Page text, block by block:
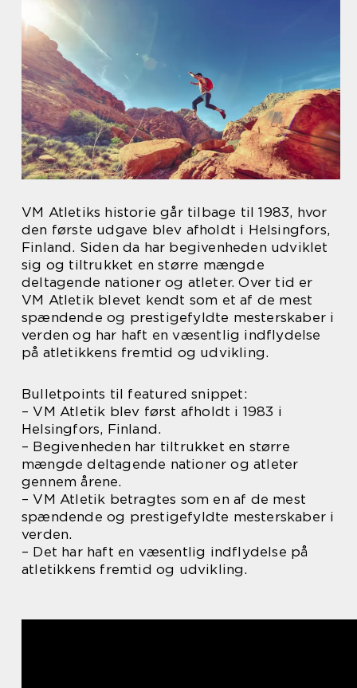
VM Atletiks historie går tilbage til 1983, hvor
den første udgave blev afholdt i Helsingfors,
Finland. Siden da har begivenheden udviklet
sig og tiltrukket en større mængde
deltagende nationer og atleter. Over tid er
VM Atletik blevet kendt som et af de mest
spændende og prestigefyldte mesterskaber i
verden og har haft en væsentlig indflydelse
på atletikkens fremtid og udvikling.
Bulletpoints til featured snippet:
– VM Atletik blev først afholdt i 1983 i
Helsingfors, Finland.
– Begivenheden har tiltrukket en større
mængde deltagende nationer og atleter
gennem årene.
– VM Atletik betragtes som en af de mest
spændende og prestigefyldte mesterskaber i
verden.
– Det har haft en væsentlig indflydelse på
atletikkens fremtid og udvikling.